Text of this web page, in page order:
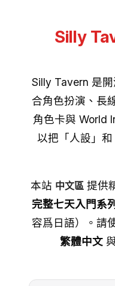
Silly
Silly Tavern 是
合角色扮演、長
角色卡與 World
以把「人設」和
本站 中文區 提供
完整七天入門系列
容爲日語）。請
繁體中文